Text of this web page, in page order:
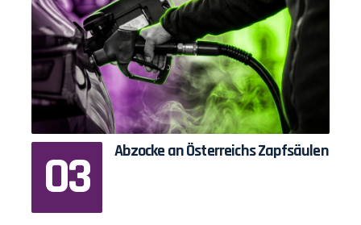
Abzocke an Österreichs Zapfsäulen